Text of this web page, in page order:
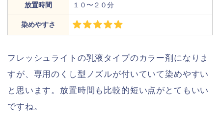
放置時間 １０〜２０分
染めやすさ
フレッシュライトの乳液タイプのカラー剤になりま
すが、専用のくし型ノズルが付いていて染めやすい
と思います。放置時間も比較的短い点がとてもいい
ですね。